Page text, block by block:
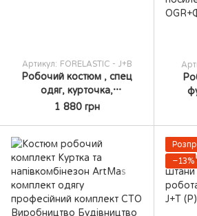
Артикул: FORELASTIC - J+В
Робочий костюм , спец
одяг, курточка,
нпівкомбінезон, робочий
1 880 грн
−13%